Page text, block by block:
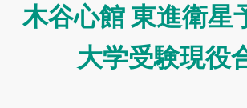
木谷心館 東進衛星
大学受験現役